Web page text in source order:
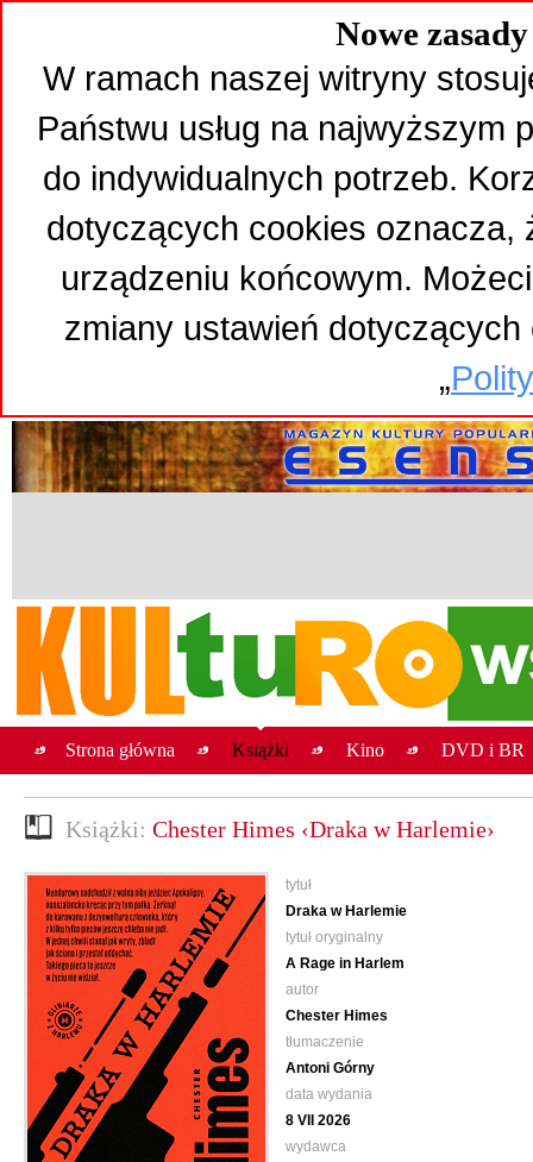
Nowe
W ramach naszej witryny
Państwu usług na najwyższym
do indywidualnych potrzeb.
dotyczących cookies oznacza,
urządzeniu końcowym.
zmiany ustawień
„
Strona główna Książki Kino DVD i BR
Książki: Chester Himes ‹Draka w Harlemie›
tytuł
Draka w Harlemie
tytuł oryginalny
A Rage in Harlem
autor
Chester Himes
tłumaczenie
Antoni Górny
data wydania
8 VII 2026
wydawca